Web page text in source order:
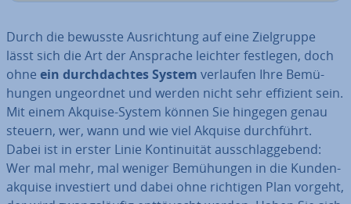
Durch die bewusste Aus­rich­tung auf eine Ziel­grup­pe
lässt sich die Art der Ansprache leichter festlegen, doch
ohne ein durch­dach­tes System verlaufen Ihre Be­mü­
hun­gen un­ge­ord­net und werden nicht sehr effizient sein.
Mit einem Akquise-System können Sie hingegen genau
steuern, wer, wann und wie viel Akquise durch­führt.
Dabei ist in erster Linie Kon­ti­nui­tät aus­schlag­ge­bend:
Wer mal mehr, mal weniger Be­mü­hun­gen in die Kun­den­
ak­qui­se in­ves­tiert und dabei ohne richtigen Plan vorgeht,